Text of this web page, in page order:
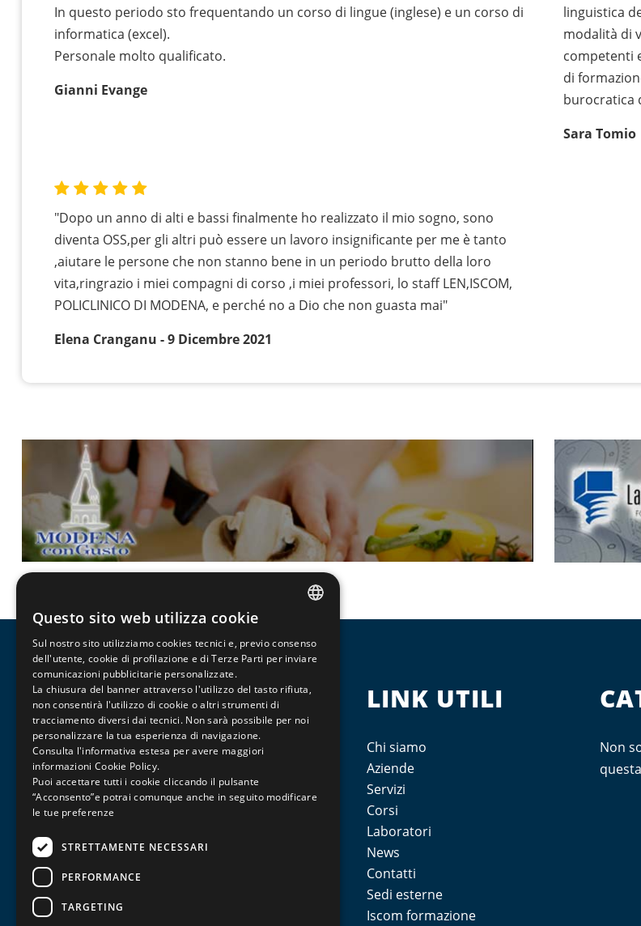
In questo periodo sto frequentando un corso di lingue (inglese) e un corso di
informatica (excel).
Personale molto qualificato.
Gianni Evange
linguistica
modalità di
competenti
di
burocratica
Sara Tomio
"Dopo un anno di alti e bassi finalmente ho realizzato il mio sogno, sono
diventa OSS,per gli altri può essere un lavoro insignificante per me è tanto
,aiutare le persone che non stanno bene in un periodo brutto della loro
vita,ringrazio i miei compagni di corso ,i miei professori, lo staff LEN,ISCOM,
POLICLINICO DI MODENA, e perché no a Dio che non guasta mai"
Elena Cranganu - 9 Dicembre 2021
Corsi di formazione professionalizzante per il
terziario, la meccanica e la ristorazione.
Via Piave, 125 – 41121 – Modena
0597364350
LINK UTILI
Chi siamo
Aziende
Servizi
Corsi
Laboratori
News
Contatti
Sedi esterne
Iscom formazione
Non
ENGLISH
Questo sito web utilizza cookie
Sul nostro sito utilizziamo cookies tecnici e, previo consenso
dell'utente, cookie di profilazione e di Terze Parti per inviare
comunicazioni pubblicitarie personalizzate.
La chiusura del banner attraverso l'utilizzo del tasto rifiuta,
non consentirà l'utilizzo di cookie o altri strumenti di
tracciamento diversi dai tecnici. Non sarà possibile per noi
personalizzare la tua esperienza di navigazione.
Consulta l'informativa estesa per avere maggiori
informazioni Cookie Policy.
Puoi accettare tutti i cookie cliccando il pulsante
“Acconsento”e potrai comunque anche in seguito modificare
le tue preferenze
STRETTAMENTE NECESSARI
PERFORMANCE
TARGETING